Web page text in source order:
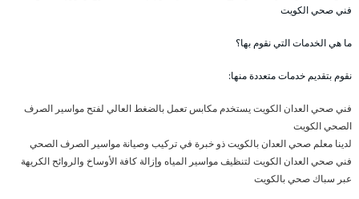
فني صحي الكويت
ما هي الخدمات التي نقوم بها؟
نقوم بتقديم خدمات متعددة منها:
فني صحي العدان الكويت يستخدم مكابس تعمل بالضغط العالي لفتح مواسير الصرف
الصحي الكويت
لدينا معلم صحي العدان بالكويت ذو خبرة في تركيب وصيانة مواسير الصرف الصحي
فني صحي العدان الكويت لتنظيف مواسير المياه وإزالة كافة الأوساخ والروائح الكريهة
عبر سباك صحي بالكويت